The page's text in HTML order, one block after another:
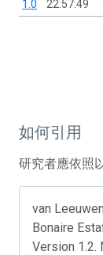
1.0
22:57:49
如何引用
研究者應依照
van
Bonaire
Version 1.2.